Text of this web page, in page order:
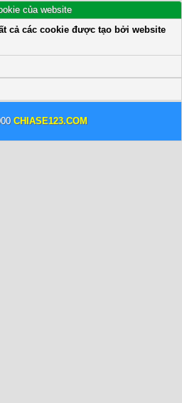
của website
cả các cookie được tạo bởi website
CHIASE123.COM